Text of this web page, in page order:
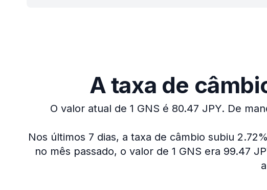
A taxa de
O valor atual de 1 GNS é 80.47 JPY. De
Nos últimos 7 dias, a taxa de câmbio subiu
no mês passado, o valor de 1 GNS era 99.47